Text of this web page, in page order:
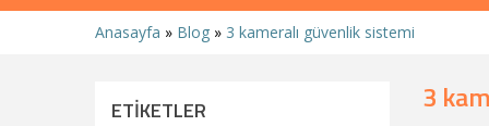
Anasayfa » Blog » 3 kameralı güvenlik sistemi
ETIKETLER 3